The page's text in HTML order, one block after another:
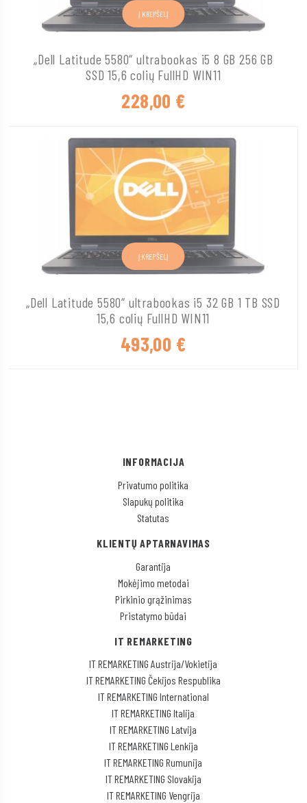
„Dell Latitude 5580“ ultrabookas i5 8 GB 256 GB
SSD 15,6 colių FullHD WIN11
228,00 €
Į KREPŠELĮ
„Dell Latitude 5580“ ultrabookas i5 32 GB 1 TB SSD
15,6 colių FullHD WIN11
493,00 €
Į KREPŠELĮ
INFORMACIJA
Privatumo politika
Slapukų politika
Statutas
KLIENTŲ APTARNAVIMAS
Garantija
Mokėjimo metodai
Pirkinio grąžinimas
Pristatymo būdai
IT REMARKETING
IT REMARKETING Austrija/Vokietija
IT REMARKETING Čekijos Respublika
IT REMARKETING International
IT REMARKETING Italija
IT REMARKETING Latvija
IT REMARKETING Lenkija
IT REMARKETING Rumunija
IT REMARKETING Slovakija
IT REMARKETING Vengrija